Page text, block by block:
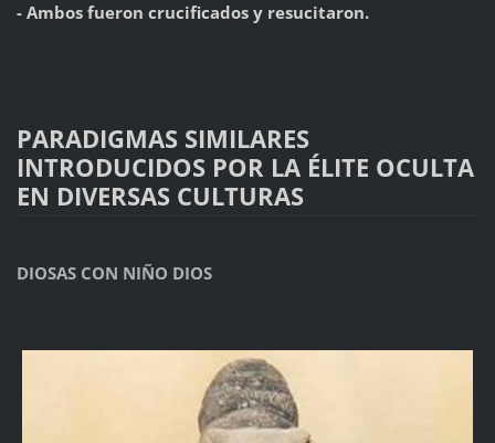
- Ambos fueron crucificados y resucitaron.
PARADIGMAS SIMILARES
INTRODUCIDOS POR LA ÉLITE OCULTA
EN DIVERSAS CULTURAS
DIOSAS CON NIÑO DIOS